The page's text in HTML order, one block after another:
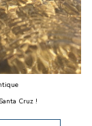
Cruz !